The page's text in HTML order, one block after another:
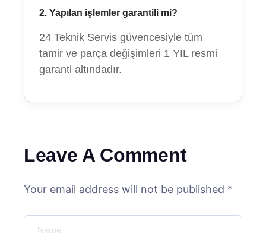
2. Yapılan işlemler garantili mi?
24 Teknik Servis güvencesiyle tüm
tamir ve parça değişimleri 1 YIL resmi
garanti altındadır.
Leave A Comment
Your email address will not be published *